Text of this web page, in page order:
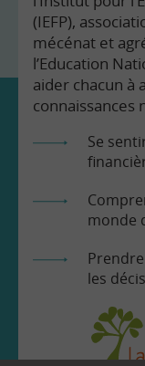
(IEFP),
mécénat et
l’Education
aider chacun à
connaissances
Se
monde
les